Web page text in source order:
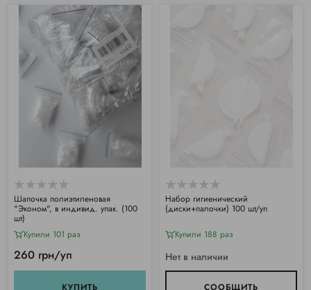
Шапочка полиэтиленовая
"Эконом", в индивид. упак. (100
шт)
Купили 101 раз
260 грн/уп
КУПИТЬ
Набор гигиенический
(диски+палочки) 100 шт/уп
Купили 188 раз
Нет в наличии
СООБЩИТЬ